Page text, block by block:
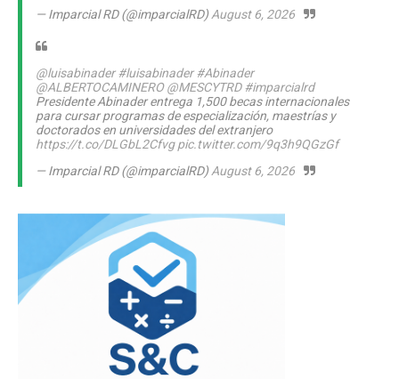
— Imparcial RD (@imparcialRD)August 6, 2026
@luisabinader #luisabinader #Abinader
@ALBERTOCAMINERO @MESCYTRD #imparcialrd
Presidente Abinader entrega 1,500 becas internacionales
para cursar programas de especialización, maestrías y
doctorados en universidades del extranjero
https://t.co/DLGbL2Cfvg pic.twitter.com/9q3h9QGzGf
— Imparcial RD (@imparcialRD)August 6, 2026